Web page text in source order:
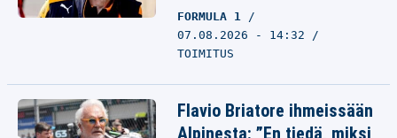
FORMULA 1
07.08.2026 - 14:32
TOIMITUS
Flavio Briatore ihmeissään
Alpinesta: ”En tiedä, miksi